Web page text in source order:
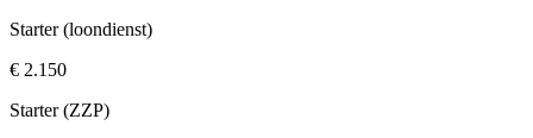
Starter (loondienst)
€ 2.150
Starter (ZZP)